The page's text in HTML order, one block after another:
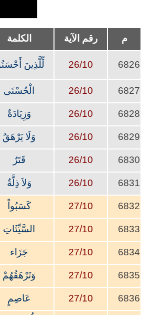
م رقم الآية الكلمة
6826
26/10 لِّلَّذِينَ
6827
26/10 الْحُسْنَى
6828
26/10 وَزِيَادَةٌ
6829
26/10 وَلَا يَرْهَقُ
6830
26/10 قَتَرٌ
6831
26/10 وَلاَ ذِلَّةٌ
6832
27/10 كَسَبُواْ
6833
27/10 السَّيِّئَاتِ
6834
27/10 جَزَاء
6835
27/10 وَتَرْهَقُهُمْ
6836
27/10 عَاصِمٍ